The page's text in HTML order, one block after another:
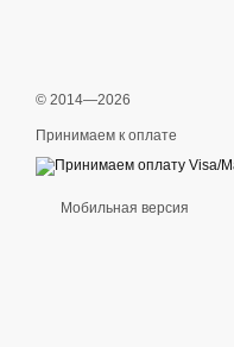
© 2014—2026
Принимаем к оплате
Мобильная версия